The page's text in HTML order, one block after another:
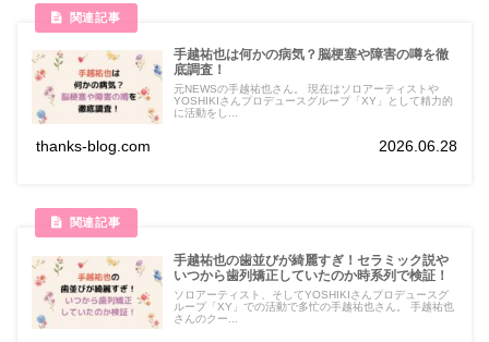
手越祐也は何かの病気？脳梗塞や障害の噂を徹
底調査！
元NEWSの手越祐也さん。 現在はソロアーティストや
YOSHIKIさんプロデュースグループ「XY」として精力的
に活動をし...
thanks-blog.com 2026.06.28
手越祐也の歯並びが綺麗すぎ！セラミック説や
いつから歯列矯正していたのか時系列で検証！
ソロアーティスト、そしてYOSHIKIさんプロデュースグ
ループ「XY」での活動で多忙の手越祐也さん。 手越祐也
さんのクー...